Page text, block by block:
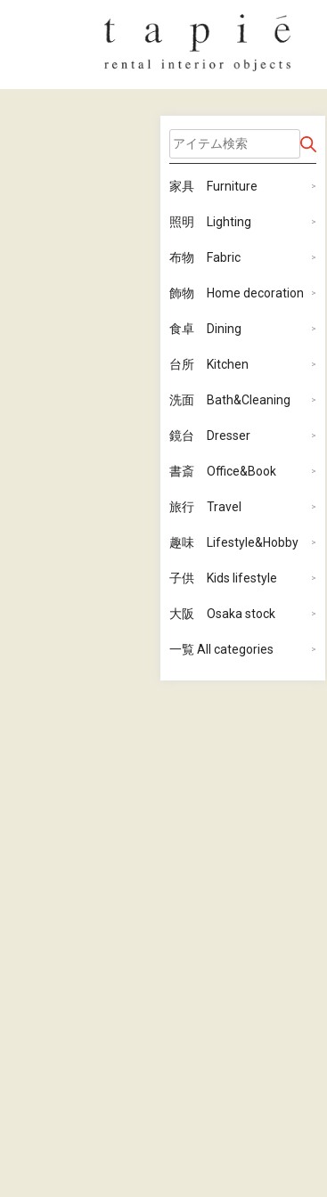
家具 Furniture
照明 Lighting
布物 Fabric
飾物 Home decoration
食卓 Dining
台所 Kitchen
洗面 Bath&Cleaning
鏡台 Dresser
書斎 Office&Book
旅行 Travel
趣味 Lifestyle&Hobby
子供 Kids lifestyle
大阪 Osaka stock
一覧 All categories